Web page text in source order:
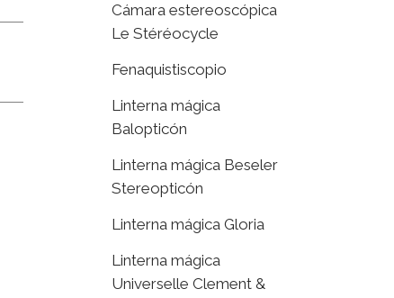
Cámara estereoscópica
Le Stéréocycle
Fenaquistiscopio
Linterna mágica
Balopticón
Linterna mágica Beseler
Stereopticón
Linterna mágica Gloria
Linterna mágica
Universelle Clement &